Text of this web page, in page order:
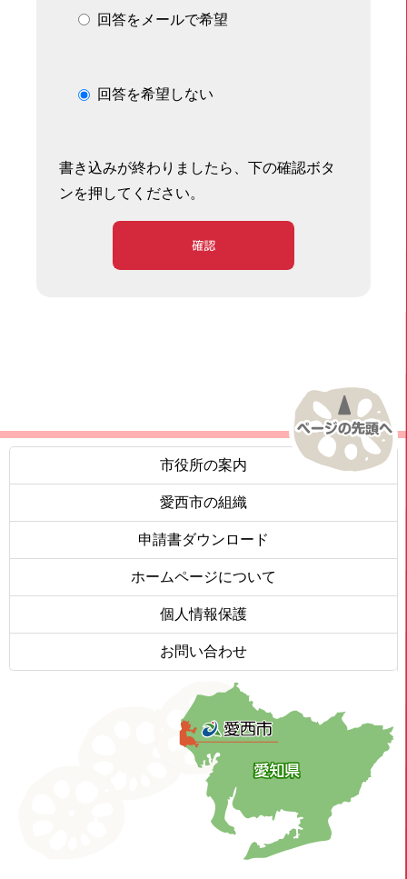
回答をメールで希望
回答を希望しない
書き込みが終わりましたら、下の確認ボタ
ンを押してください。
確認
市役所の案内
愛西市の組織
申請書ダウンロード
ホームページについて
個人情報保護
お問い合わせ